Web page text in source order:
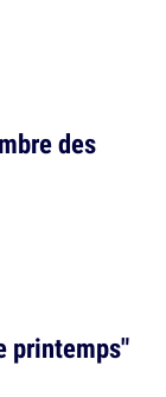
des
printemps"